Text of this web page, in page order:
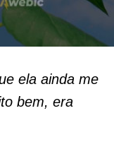
ela ainda me
bem, era